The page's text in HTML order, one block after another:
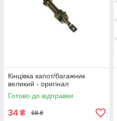
Кінцівка капот/багажник
великий - оригінал
Готово до відправки
34 ₴ 68 ₴